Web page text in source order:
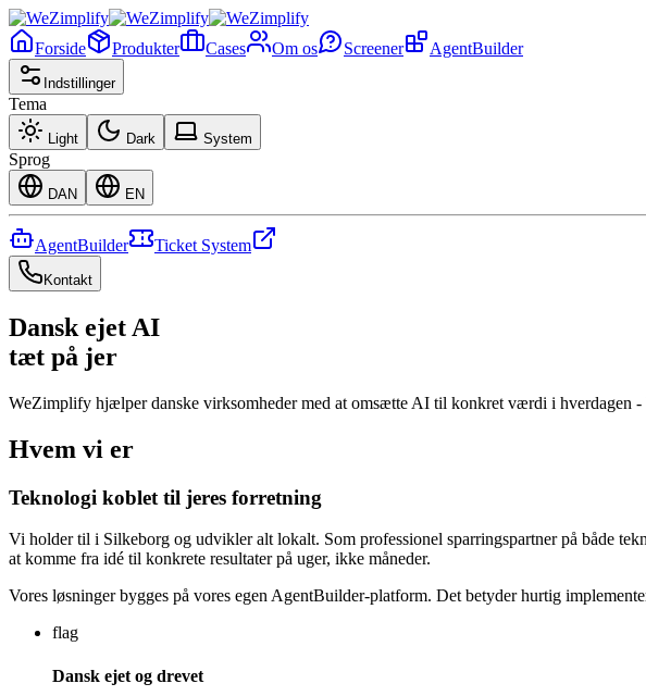
Forside Produkter Cases Om os Screener AgentBuilder
Indstillinger
Tema
Light Dark System
Sprog
DAN EN
AgentBuilder Ticket System
Kontakt
Dansk ejet AI
tæt på jer
WeZimplify hjælper danske virksomheder med at omsætte AI til konkret værdi i hverdagen -
Hvem vi er
Teknologi koblet til jeres forretning
Vi holder til i Silkeborg og udvikler alt lokalt. Som professionel sparringspartner på både
at komme fra idé til konkrete resultater på uger, ikke måneder.
Vores løsninger bygges på vores egen AgentBuilder-platform. Det betyder hurtig
flag
Dansk ejet og drevet